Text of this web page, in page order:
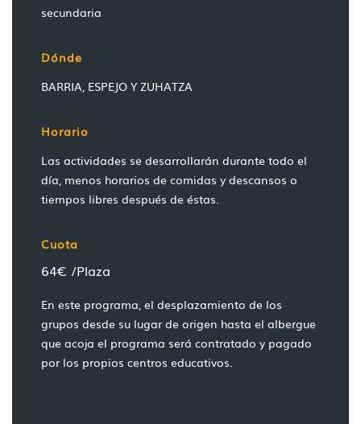
secundaria
Dónde
BARRIA, ESPEJO Y ZUHATZA
Horario
Las actividades se desarrollarán durante todo el
día, menos horarios de comidas y descansos o
tiempos libres después de éstas.
Cuota
64€ /Plaza
En este programa, el desplazamiento de los
grupos desde su lugar de origen hasta el albergue
que acoja el programa será contratado y pagado
por los propios centros educativos.